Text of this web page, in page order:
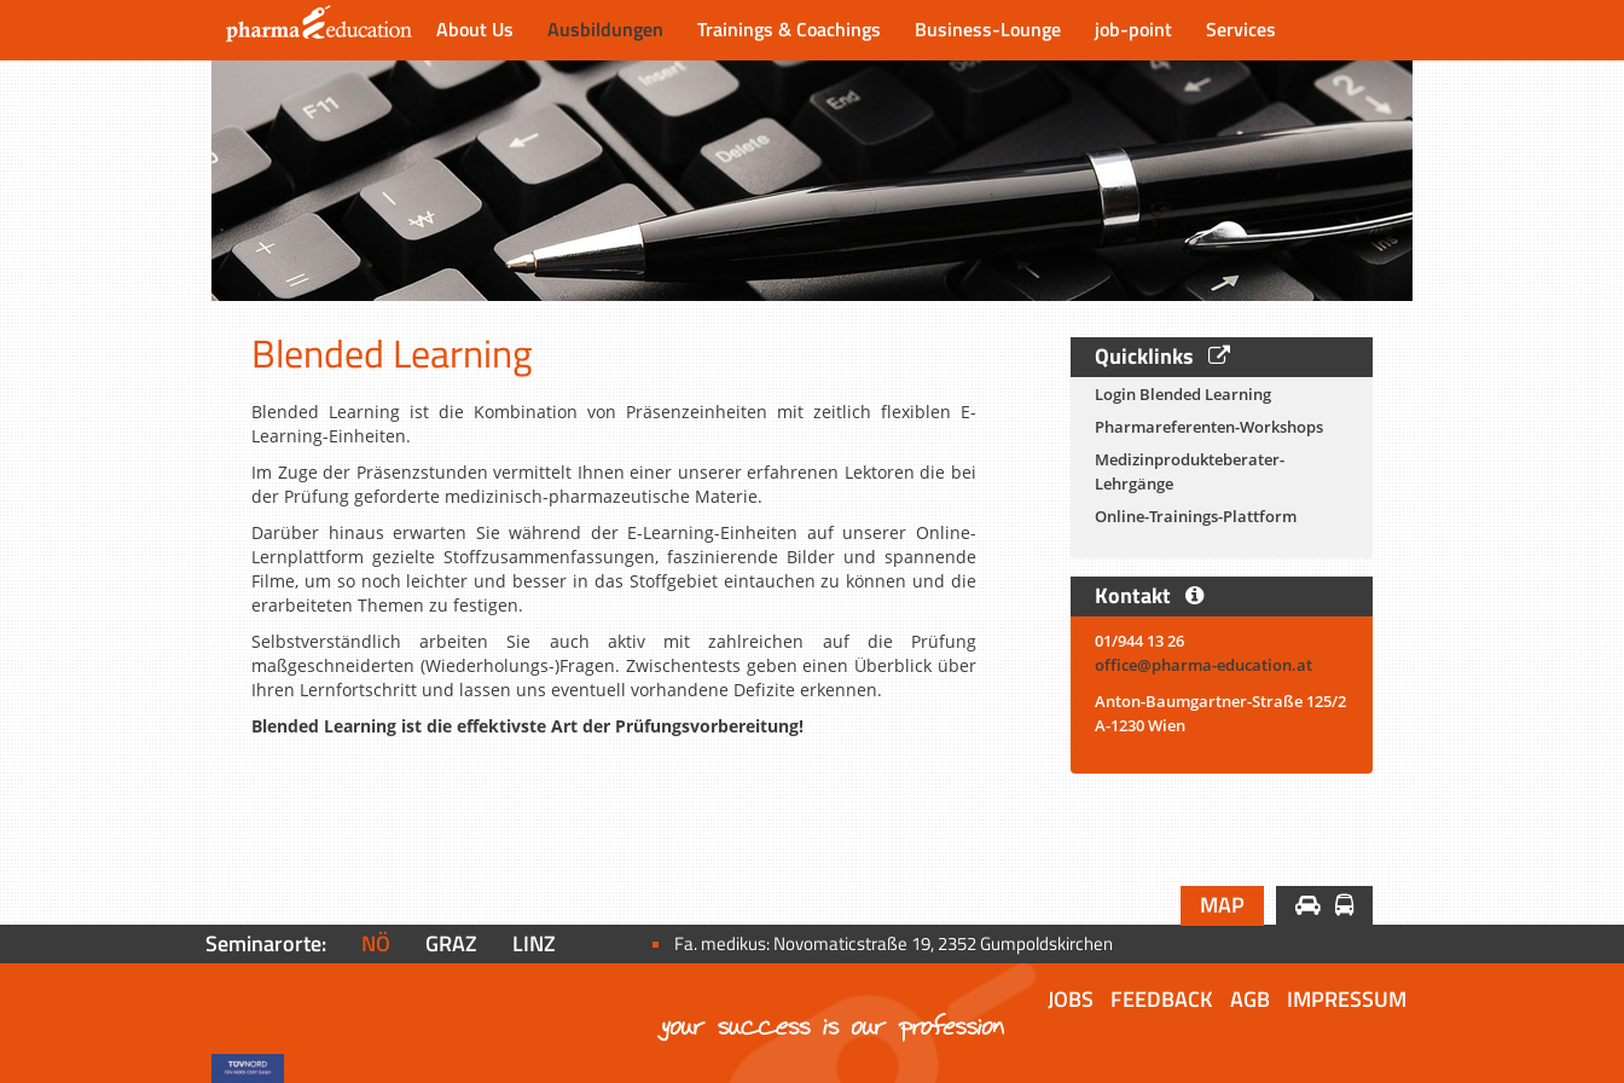
About Us Ausbildungen Trainings & Coachings Business-Lounge job-point Services
Blended Learning
Blended Learning ist die Kombination von Präsenzeinheiten mit zeitlich flexiblen E-
Learning-Einheiten.
Im Zuge der Präsenzstunden vermittelt Ihnen einer unserer erfahrenen Lektoren die bei
der Prüfung geforderte medizinisch-pharmazeutische Materie.
Darüber hinaus erwarten Sie während der E-Learning-Einheiten auf unserer Online-
Lernplattform gezielte Stoffzusammenfassungen, faszinierende Bilder und spannende
Filme, um so noch leichter und besser in das Stoffgebiet eintauchen zu können und die
erarbeiteten Themen zu festigen.
Selbstverständlich arbeiten Sie auch aktiv mit zahlreichen auf die Prüfung
maßgeschneiderten (Wiederholungs-)Fragen. Zwischentests geben einen Überblick über
Ihren Lernfortschritt und lassen uns eventuell vorhandene Defizite erkennen.
Blended Learning ist die effektivste Art der Prüfungsvorbereitung!
Quicklinks
Login Blended Learning
Pharmareferenten-Workshops
Medizinprodukteberater-
Lehrgänge
Online-Trainings-Plattform
Kontakt
01/944 13 26
office@pharma-education.at
Anton-Baumgartner-Straße 125/2
A-1230 Wien
MAP
Seminarorte:
NÖ GRAZ LINZ Fa. medikus: Novomaticstraße 19, 2352 Gumpoldskirchen
JOBS FEEDBACK AGB IMPRESSUM